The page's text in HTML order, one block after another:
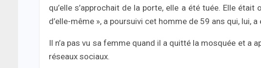
qu’elle s’approchait de la porte, elle a été tuée. Elle
d’elle-même », a poursuivi cet homme de 59 ans qui, lui, a
Il n’a pas vu sa femme quand il a quitté la mosquée et a
réseaux sociaux.